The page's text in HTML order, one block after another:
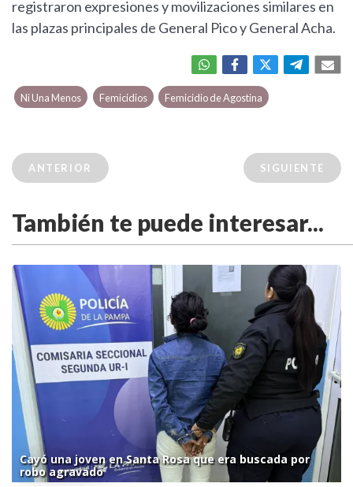
registraron expresiones y movilizaciones similares en
las plazas principales de General Pico y General Acha.
Ni Una Menos Femicidios Femicidio de Agostina
ANTERIOR SIGUIENTE
También te puede interesar...
Cayó una joven en Santa Rosa que era buscada por
robo agravado